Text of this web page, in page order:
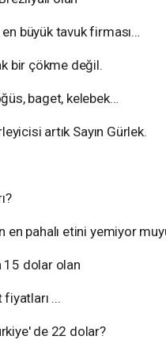
en büyük tavuk firması…
bir çökme değil.
baget, kelebek…
artık Sayın Gürlek.
en pahalı etini yemiyor
15 dolar olan
...
de 22 dolar?